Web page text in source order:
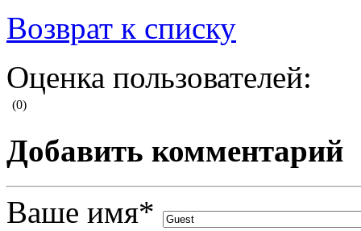
Возврат к списку
Оценка пользователей:
(0)
Добавить комментарий
Ваше имя*